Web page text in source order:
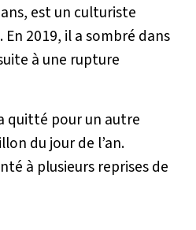
est un culturiste
2019, il a sombré dans
à une rupture
quitté pour un autre
du jour de l’an.
à plusieurs reprises de